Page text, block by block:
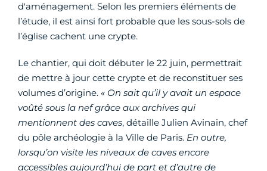
d'aménagement. Selon les premiers éléments de
l’étude, il est ainsi fort probable que les sous-sols de
l’église cachent une crypte.
Le chantier, qui doit débuter le 22 juin, permettrait
de mettre à jour cette crypte et de reconstituer ses
volumes d’origine. « On sait qu’il y avait un espace
voûté sous la nef grâce aux archives qui
mentionnent des caves, détaille Julien Avinain, chef
du pôle archéologie à la Ville de Paris. En outre,
lorsqu’on visite les niveaux de caves encore
accessibles aujourd’hui de part et d’autre de